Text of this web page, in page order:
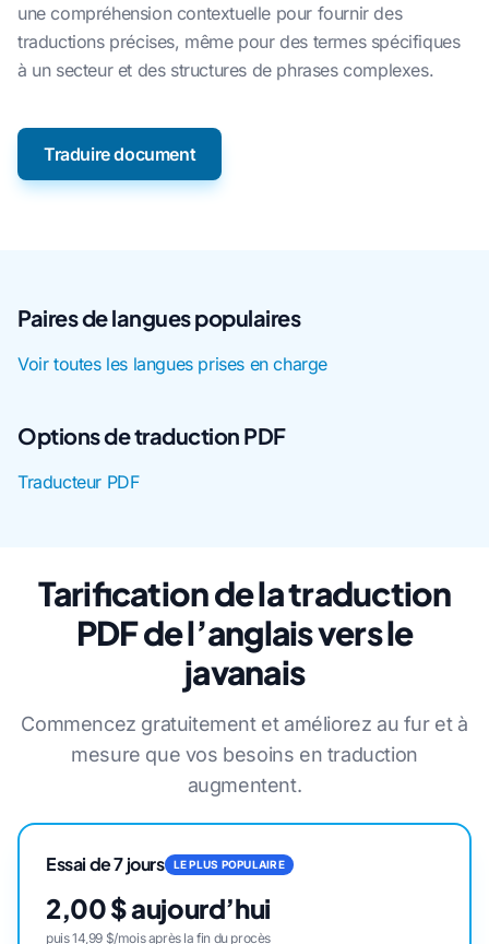
une compréhension contextuelle pour fournir des
traductions précises, même pour des termes spécifiques
à un secteur et des structures de phrases complexes.
Traduire document
Paires de langues populaires
Voir toutes les langues prises en charge
Options de traduction PDF
Traducteur PDF
Tarification de la traduction
PDF de l’anglais vers le
javanais
Commencez gratuitement et améliorez au fur et à
mesure que vos besoins en traduction
augmentent.
Essai de 7 jours LE PLUS POPULAIRE
2,00 $ aujourd’hui
puis 14,99 $/mois après la fin du procès